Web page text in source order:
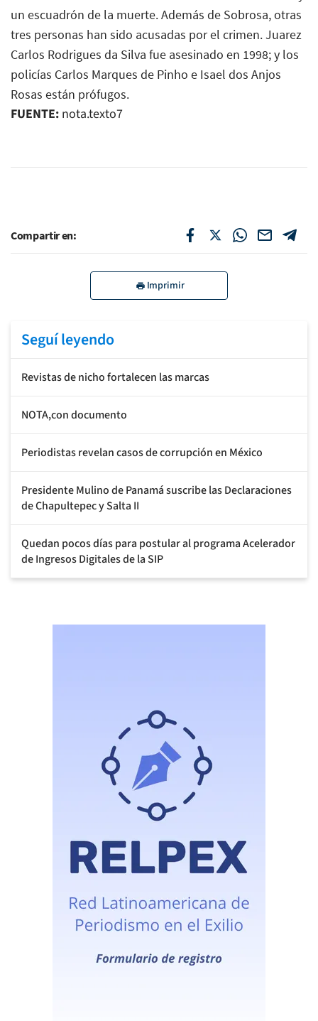
un escuadrón de la muerte. Además de Sobrosa, otras
tres personas han sido acusadas por el crimen. Juarez
Carlos Rodrigues da Silva fue asesinado en 1998; y los
policías Carlos Marques de Pinho e Isael dos Anjos
Rosas están prófugos.
FUENTE: nota.texto7
Compartir en:
Imprimir
Seguí leyendo
Revistas de nicho fortalecen las marcas
NOTA,con documento
Periodistas revelan casos de corrupción en México
Presidente Mulino de Panamá suscribe las Declaraciones
de Chapultepec y Salta II
Quedan pocos días para postular al programa Acelerador
de Ingresos Digitales de la SIP